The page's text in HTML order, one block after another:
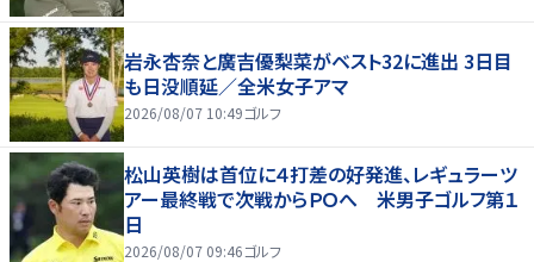
岩永杏奈と廣吉優梨菜がベスト32に進出 3日目
も日没順延／全米女子アマ
2026/08/07 10:49ゴルフ
松山英樹は首位に４打差の好発進、レギュラーツ
アー最終戦で次戦からＰＯへ 米男子ゴルフ第１
日
2026/08/07 09:46ゴルフ